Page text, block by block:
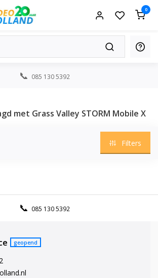
0
085 130 5392
met Grass Valley STORM Mobile X
Filters
085 130 5392
geopend